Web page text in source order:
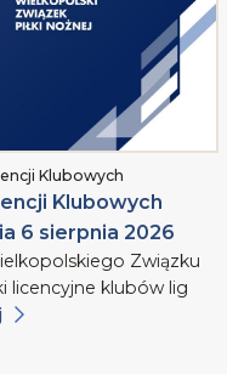
Klubowych
Klubowych
6 sierpnia 2026
Związku
licencyjne klubów lig